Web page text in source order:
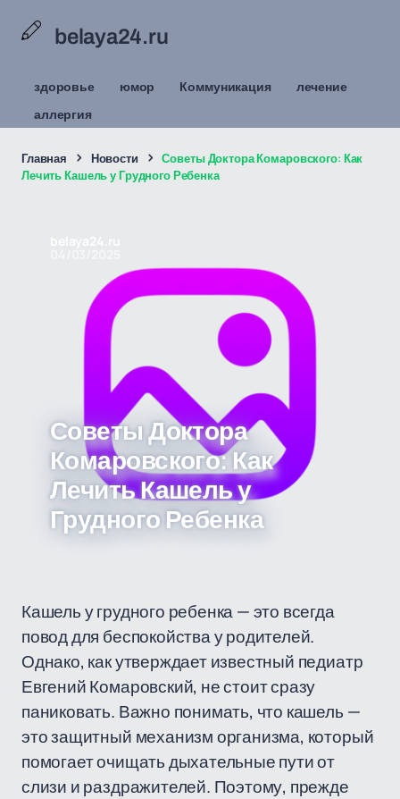
belaya24.ru
здоровье юмор Коммуникация
лечение
аллергия
Главная Новости
Советы Доктора Комаровского: Как
Лечить Кашель у Грудного Ребенка
Советы Доктора
Комаровского: Как
Лечить Кашель у
Грудного Ребенка
Кашель у грудного ребенка — это всегда
повод для беспокойства у родителей.
Однако, как утверждает известный педиатр
Евгений Комаровский, не стоит сразу
паниковать. Важно понимать, что кашель —
это защитный механизм организма, который
помогает очищать дыхательные пути от
слизи и раздражителей. Поэтому, прежде